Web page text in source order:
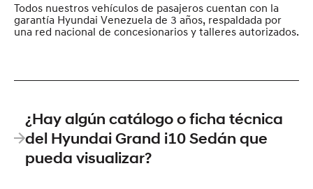
Todos nuestros vehículos de pasajeros cuentan con la
garantía Hyundai Venezuela de 3 años, respaldada por
una red nacional de concesionarios y talleres autorizados.
¿Hay algún catálogo o ficha técnica
del Hyundai Grand i10 Sedán que
pueda visualizar?